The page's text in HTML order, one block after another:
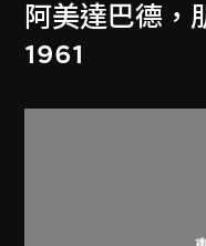
阿美達巴德，
1961